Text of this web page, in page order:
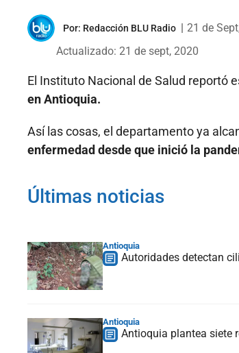
Por: Redacción BLU Radio
21 de
Actualizado: 21 de sept, 2020
El Instituto Nacional de Salud reportó
en Antioquia.
Así las cosas, el departamento ya
enfermedad desde que inició la
Últimas noticias
Antioquia
Autoridades detectan
Antioquia
Antioquia plantea siete